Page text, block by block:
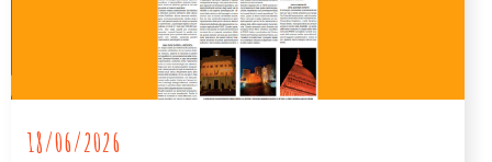
18/06/2026